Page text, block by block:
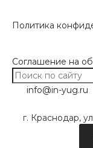
Политика
Соглашение на
info@in-yug.ru
г. Краснодар,